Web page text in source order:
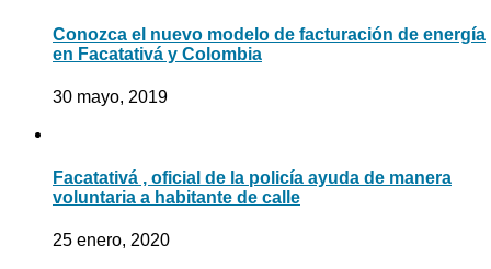
Conozca el nuevo modelo de facturación de energía
en Facatativá y Colombia
30 mayo, 2019
Facatativá , oficial de la policía ayuda de manera
voluntaria a habitante de calle
25 enero, 2020